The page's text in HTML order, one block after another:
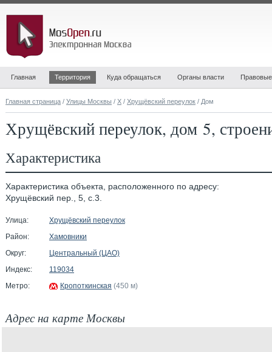
Главная Территория Куда обращаться Органы власти
Главная страница / Улицы Москвы / Х / Хрущёвский переулок / Дом
Хрущёвский переулок, дом 5,
Характеристика
Характеристика объекта, расположенного по адресу:
Хрущёвский пер., 5, с.3.
Улица:
Хрущёвский переулок
Район:
Хамовники
Округ:
Центральный (ЦАО)
Индекс:
119034
Метро:
Кропоткинская (450 м)
Адрес на карте Москвы